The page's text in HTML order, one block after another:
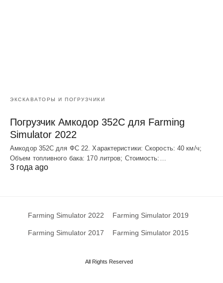
ЭКСКАВАТОРЫ И ПОГРУЗЧИКИ
Погрузчик Амкодор 352С для Farming
Simulator 2022
Амкодор 352С для ФС 22. Характеристики: Скорость: 40 км/ч;
Объем топливного бака: 170 литров; Стоимость:…
3 года ago
Farming Simulator 2022 Farming Simulator 2019
Farming Simulator 2017 Farming Simulator 2015
All Rights Reserved